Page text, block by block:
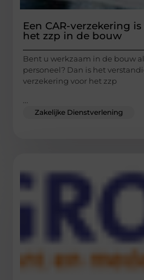
Een CAR-verzekering
het zzp in de bouw
Bent u werkzaam in de bouw
personeel? Dan is het
verzekering voor het zzp
Zakelijke Dienstverlening